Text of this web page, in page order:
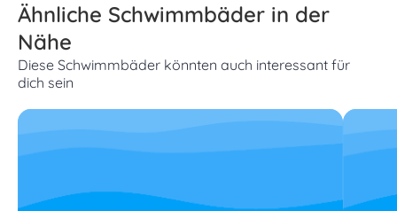
Ähnliche Schwimmbäder in der
Nähe
Diese Schwimmbäder könnten auch interessant für
dich sein